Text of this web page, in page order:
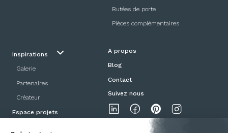
Butées de porte
Pièces complémentaires
Inspirations
Galerie
Partenaires
Créateur
Espace projets
A propos
Blog
Contact
Suivez nous